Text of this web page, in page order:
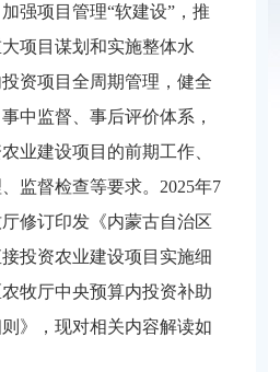
强项目管理“软建设”，推
项目谋划和实施整体水
资项目全周期管理，健全
中监督、事后评价体系，
业建设项目的前期工作、
监督检查等要求。2025年7
修订印发《内蒙古自治区
投资农业建设项目实施细
牧厅中央预算内投资补助
》，现对相关内容解读如